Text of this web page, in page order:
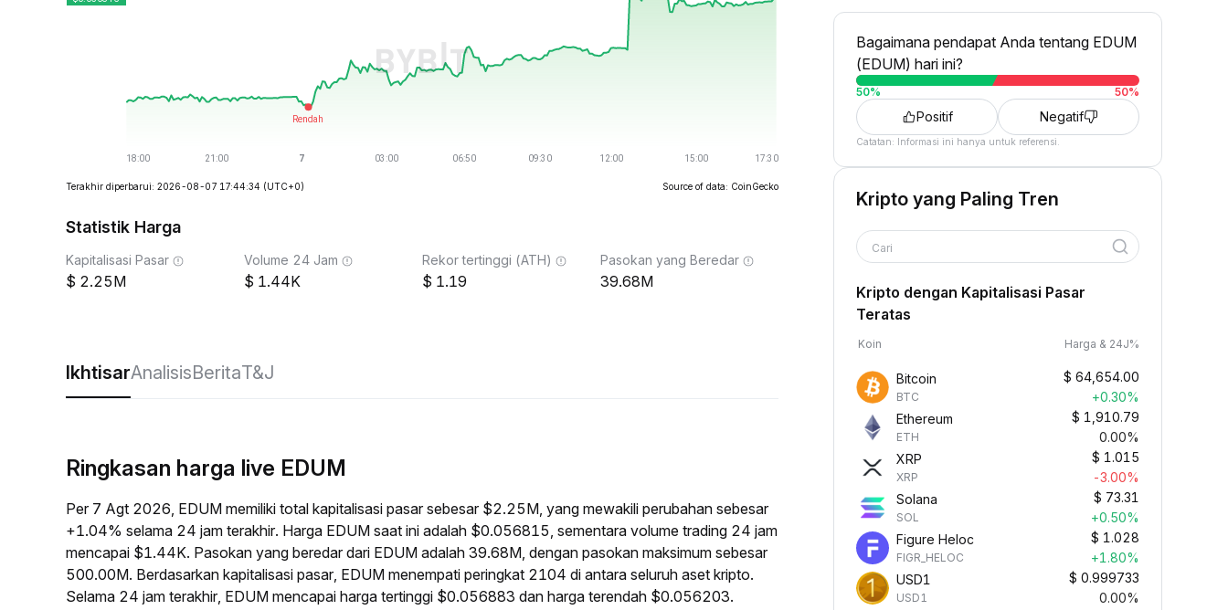
Terakhir diperbarui: 2026-08-07 17:44:34 (UTC+0) Source of data: CoinGecko
Statistik Harga
Kapitalisasi Pasar
2.25M
Volume 24 Jam
1.44K
Rekor tertinggi (ATH)
1.19
Pasokan yang Beredar
39.68M
IkhtisarAnalisisBeritaT&J
Ringkasan harga live EDUM
Per 7 Agt 2026, EDUM memiliki total kapitalisasi pasar sebesar $2.25M, yang mewakili perubahan sebesar
+1.04% selama 24 jam terakhir. Harga EDUM saat ini adalah $0.056815, sementara volume trading 24 jam
mencapai $1.44K. Pasokan yang beredar dari EDUM adalah 39.68M, dengan pasokan maksimum sebesar
500.00M. Berdasarkan kapitalisasi pasar, EDUM menempati peringkat 2104 di antara seluruh aset kripto.
Selama 24 jam terakhir, EDUM mencapai harga tertinggi $0.056883 dan harga terendah $0.056203.
Bagaimana pendapat Anda tentang EDUM
(EDUM) hari ini?
50% 50%
Positif Negatif
Catatan: Informasi ini hanya untuk referensi.
Kripto yang Paling Tren
Cari
Kripto dengan Kapitalisasi Pasar
Teratas
Koin Harga & 24J%
Bitcoin
BTC
$ 64,654.00
+0.30%
Ethereum
ETH
$ 1,910.79
0.00%
XRP
XRP
$ 1.015
-3.00%
Solana
SOL
$ 73.31
+0.50%
Figure Heloc
FIGR_HELOC
$ 1.028
+1.80%
USD1
USD1
$ 0.999733
0.00%